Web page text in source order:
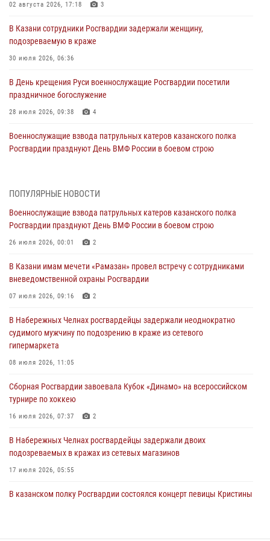
02 августа 2026, 17:18 3
В Казани сотрудники Росгвардии задержали женщину,
подозреваемую в краже
30 июля 2026, 06:36
В День крещения Руси военнослужащие Росгвардии посетили
праздничное богослужение
28 июля 2026, 09:38 4
Военнослужащие взвода патрульных катеров казанского полка
Росгвардии празднуют День ВМФ России в боевом строю
Татарстанские росгвардейцы завоевали «бронзу» в окружном этапе
24 июля 2026, 15:05 4
В казанском полку Росгвардии состоялся концерт певицы Кристины
В Нижнекамске сотрудники Росгвардии задержали подозреваемого
23 июля 2026, 06:47
В Казани Росгвардия приняла участие в обеспечении безопасности
крестного хода и освящения храма
ПОПУЛЯРНЫЕ НОВОСТИ
Военнослужащие взвода патрульных катеров казанского полка
Росгвардии празднуют День ВМФ России в боевом строю
26 июля 2026, 00:01 2
В Казани имам мечети «Рамазан» провел встречу с сотрудниками
вневедомственной охраны Росгвардии
07 июля 2026, 09:16 2
В Набережных Челнах росгвардейцы задержали неоднократно
судимого мужчину по подозрению в краже из сетевого
гипермаркета
08 июля 2026, 11:05
Сборная Росгвардии завоевала Кубок «Динамо» на всероссийском
турнире по хоккею
16 июля 2026, 07:37 2
В Набережных Челнах росгвардейцы задержали двоих
подозреваемых в кражах из сетевых магазинов
17 июля 2026, 05:55
В казанском полку Росгвардии состоялся концерт певицы Кристины